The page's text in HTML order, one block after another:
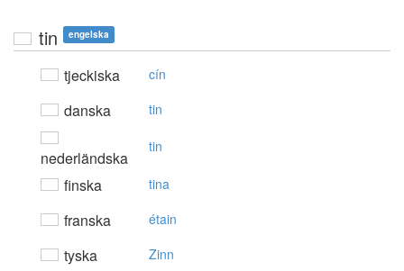
tin engelska
tjeckiska cín
danska tin
nederländska
tin
finska tina
franska étain
tyska Zinn